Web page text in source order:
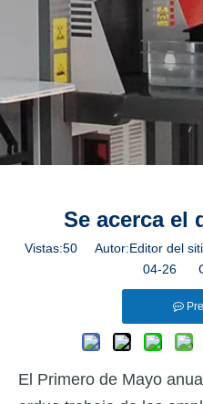
Se acerca el
Vistas:50Autor:Editor del
04-26
El Primero de Mayo